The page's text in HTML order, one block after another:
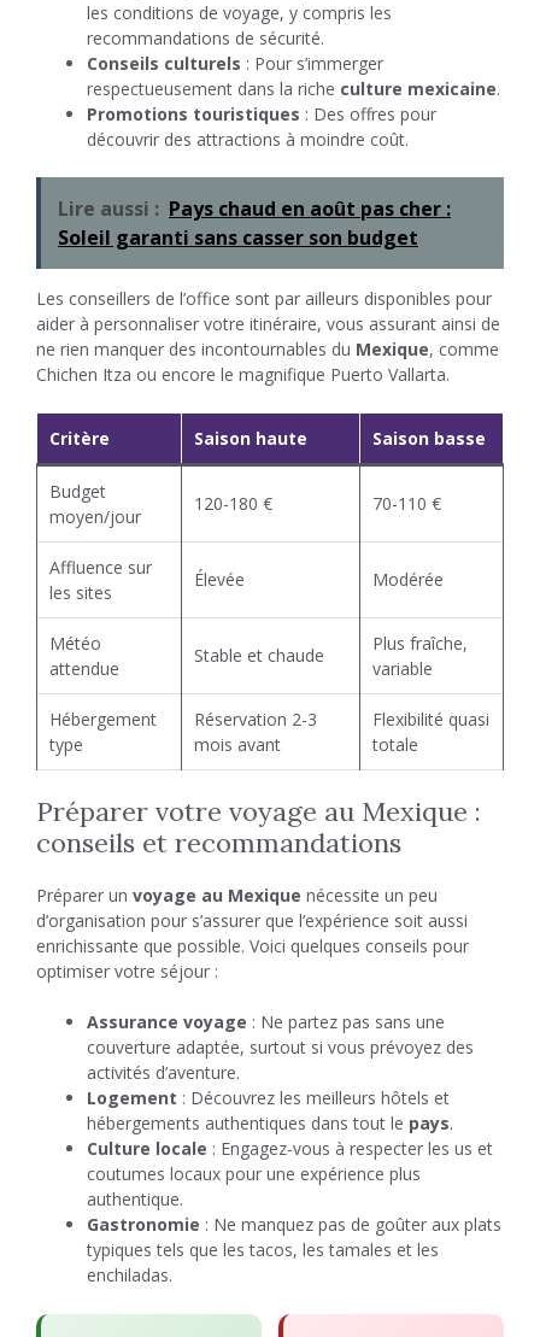
les conditions de voyage, y compris les
recommandations de sécurité.
Conseils culturels : Pour s’immerger
respectueusement dans la riche culture mexicaine.
Promotions touristiques : Des offres pour
découvrir des attractions à moindre coût.
Lire aussi : Pays chaud en août pas cher :
Soleil garanti sans casser son budget
Les conseillers de l’office sont par ailleurs disponibles pour
aider à personnaliser votre itinéraire, vous assurant ainsi de
ne rien manquer des incontournables du Mexique, comme
Chichen Itza ou encore le magnifique Puerto Vallarta.
Critère Saison haute Saison basse
Budget
moyen/jour
120-180 € 70-110 €
Affluence sur
les sites
Élevée Modérée
Météo
attendue
Stable et chaude
Plus fraîche,
variable
Hébergement
type
Réservation 2-3
mois avant
Flexibilité quasi
totale
Préparer votre voyage au Mexique :
conseils et recommandations
Préparer un voyage au Mexique nécessite un peu
d’organisation pour s’assurer que l’expérience soit aussi
enrichissante que possible. Voici quelques conseils pour
optimiser votre séjour :
Assurance voyage : Ne partez pas sans une
couverture adaptée, surtout si vous prévoyez des
activités d’aventure.
Logement : Découvrez les meilleurs hôtels et
hébergements authentiques dans tout le pays.
Culture locale : Engagez-vous à respecter les us et
coutumes locaux pour une expérience plus
authentique.
Gastronomie : Ne manquez pas de goûter aux plats
typiques tels que les tacos, les tamales et les
enchiladas.